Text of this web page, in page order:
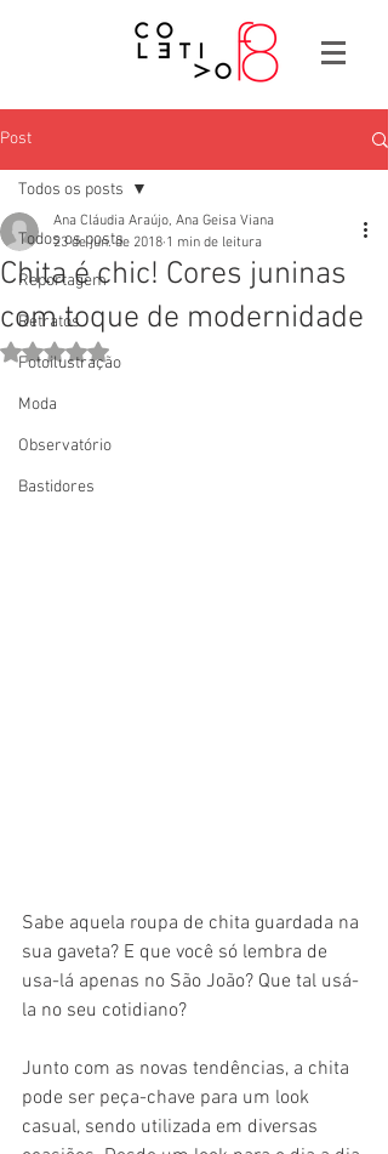
Post
Todos os posts
Reportagem
Retratos
Fotoilustração
Moda
Observatório
Bastidores
Todos os posts
Chita é chic! Cores juninas
com toque de modernidade
Ana Cláudia Araújo, Ana Geisa Viana
23 de jun. de 2018 1 min de leitura
Avaliado com NaN de 5 estrelas.
Sabe aquela roupa de chita guardada na
sua gaveta? E que você só lembra de
usa-lá apenas no São João? Que tal usá-
la no seu cotidiano?
Junto com as novas tendências, a chita
pode ser peça-chave para um look
casual, sendo utilizada em diversas